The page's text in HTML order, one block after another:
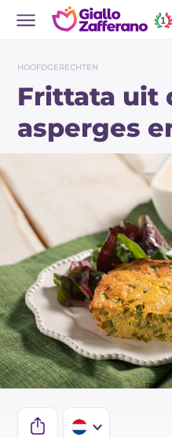
HOOFDGERECHTEN
Frittata uit
asperges